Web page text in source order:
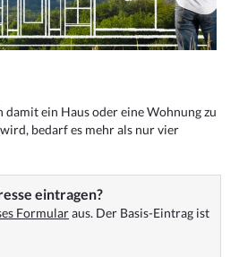
ein Haus oder eine Wohnung zu
bedarf es mehr als nur vier
eintragen?
Formularaus. Der Basis-Eintrag ist